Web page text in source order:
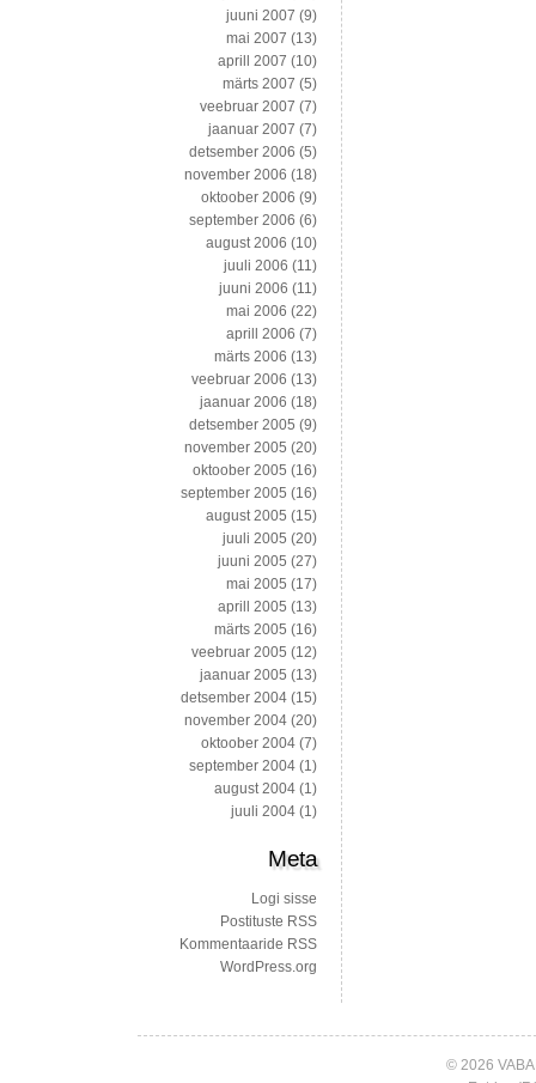
juuni 2007 (9)
mai 2007 (13)
aprill 2007 (10)
märts 2007 (5)
veebruar 2007 (7)
jaanuar 2007 (7)
detsember 2006 (5)
november 2006 (18)
oktoober 2006 (9)
september 2006 (6)
august 2006 (10)
juuli 2006 (11)
juuni 2006 (11)
mai 2006 (22)
aprill 2006 (7)
märts 2006 (13)
veebruar 2006 (13)
jaanuar 2006 (18)
detsember 2005 (9)
november 2005 (20)
oktoober 2005 (16)
september 2005 (16)
august 2005 (15)
juuli 2005 (20)
juuni 2005 (27)
mai 2005 (17)
aprill 2005 (13)
märts 2005 (16)
veebruar 2005 (12)
jaanuar 2005 (13)
detsember 2004 (15)
november 2004 (20)
oktoober 2004 (7)
september 2004 (1)
august 2004 (1)
juuli 2004 (1)
Meta
Logi sisse
Postituste RSS
Kommentaaride RSS
WordPress.org
© 2026